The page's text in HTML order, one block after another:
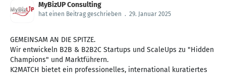
MyBizUP Consulting
hat einen Beitrag geschrieben . 29. Januar 2025
GEMEINSAM AN DIE SPITZE.
Wir entwickeln B2B & B2B2C Startups und ScaleUps zu "Hidden
Champions" und Marktführern.
K2MATCH bietet ein professionelles, international kuratiertes